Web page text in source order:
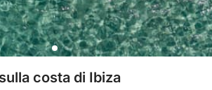
costa di Ibiza